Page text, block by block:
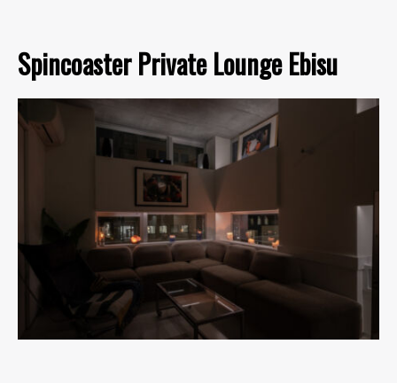
Spincoaster Private Lounge Ebisu